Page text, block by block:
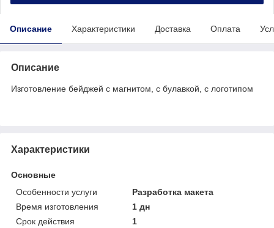
Описание Характеристики Доставка Оплата
Описание
Изготовление бейджей с магнитом, с булавкой, с логотипом
Характеристики
Основные
Особенности услуги
Разработка макета
Время изготовления
1 дн
Срок действия
1